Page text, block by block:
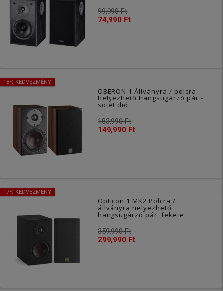
99,990 Ft
74,990 Ft
-18% KEDVEZMÉNY
OBERON 1 Állványra / polcra
helyezhető hangsugárzó pár -
sötét dió
183,990 Ft
149,990 Ft
-17% KEDVEZMÉNY
Opticon 1 MK2 Polcra /
állványra helyezhető
hangsugárzó pár, fekete
359,990 Ft
299,990 Ft